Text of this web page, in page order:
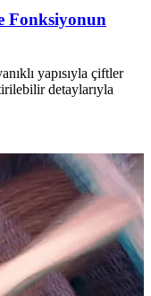
Fonksiyonun
yapısıyla çiftler
detaylarıyla